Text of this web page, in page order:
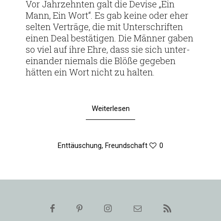
Vor Jahr­zehnten galt die Devise „Ein
Mann, Ein Wort“. Es gab keine oder eher
selten Ver­träge, die mit Unter­schriften
einen Deal bestä­tigen. Die Männer gaben
so viel auf ihre Ehre, dass sie sich unter­
ein­ander nie­mals die Blöße gegeben
hätten ein Wort nicht zu halten.
Weiterlesen
Enttäuschung, Freundschaft 0